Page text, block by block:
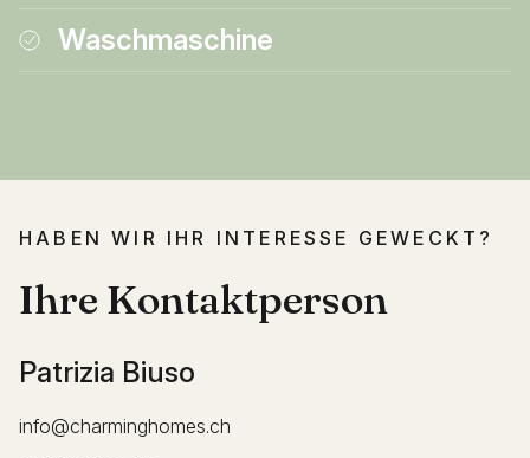
Waschmaschine
HABEN WIR IHR INTERESSE GEWECKT?
Ihre Kontaktperson
Patrizia Biuso
info@charminghomes.ch